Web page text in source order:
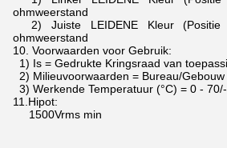
ohmweerstand
2) Juiste LEIDENE Kleur
ohmweerstand
10. Voorwaarden voor Gebruik:
1) Is = Gedrukte Kringsraad van
2) Milieuvoorwaarden = Bureau/Gebouw
3) Werkende Temperatuur (°C) = 0 -
11.Hipot:
1500Vrms min